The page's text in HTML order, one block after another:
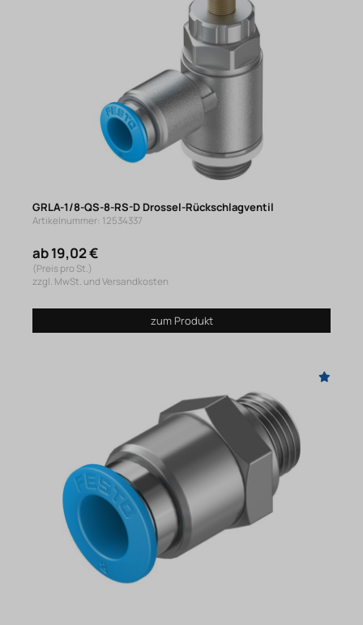
GRLA-1/8-QS-8-RS-D Drossel-Rückschlagventil
Artikelnummer: 12534337
ab 19,02 €
(Preis pro St.)
zzgl. MwSt. und Versandkosten
zum Produkt